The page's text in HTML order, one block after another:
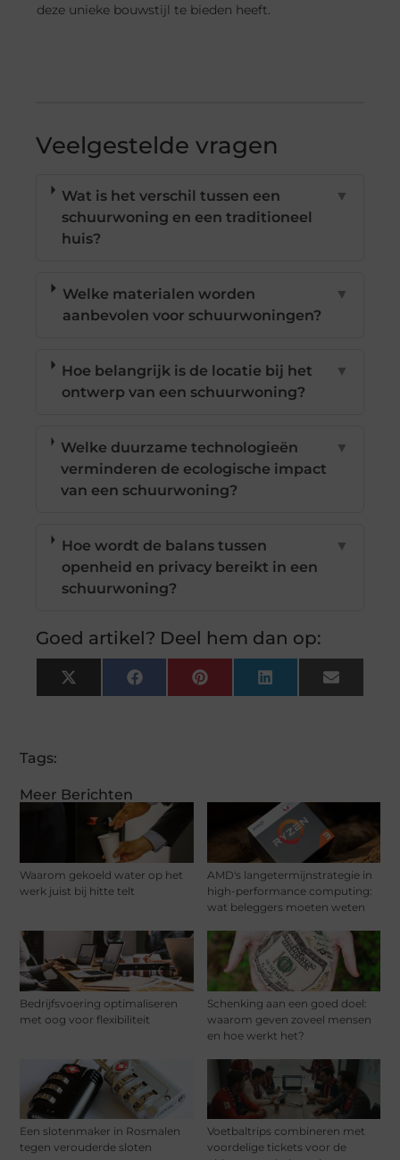
Meer Berichten
Waarom gekoeld water op het
werk juist bij hitte telt
AMD's langetermijnstrategie in
high-performance computing:
wat beleggers moeten weten
Bedrijfsvoering optimaliseren
met oog voor flexibiliteit
Schenking aan een goed doel:
waarom geven zoveel mensen
en hoe werkt het?
Een slotenmaker in Rosmalen
tegen verouderde sloten
Voetbaltrips combineren met
voordelige tickets voor de
deze unieke bouwstijl te bieden heeft.
Veelgestelde vragen
Wat is het verschil tussen een
schuurwoning en een traditioneel
huis?
▼
Welke materialen worden
aanbevolen voor schuurwoningen?
▼
Hoe belangrijk is de locatie bij het
ontwerp van een schuurwoning?
▼
Welke duurzame technologieën
verminderen de ecologische impact
van een schuurwoning?
▼
Hoe wordt de balans tussen
openheid en privacy bereikt in een
schuurwoning?
▼
Goed artikel? Deel hem dan op:
X
(Twitter)
FacebookPinterestLinkedInEmail
Tags: